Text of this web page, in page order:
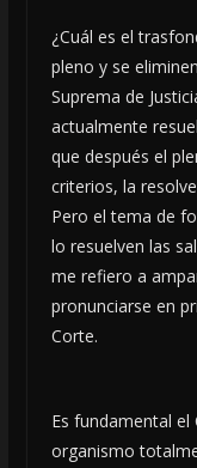
¿Cuál es el
pleno y se
Suprema de
actualmente
que después el
criterios, la
Pero el tema de
lo resuelven las
me refiero a
pronunciarse en
Corte.
Es fundamental el
organismo